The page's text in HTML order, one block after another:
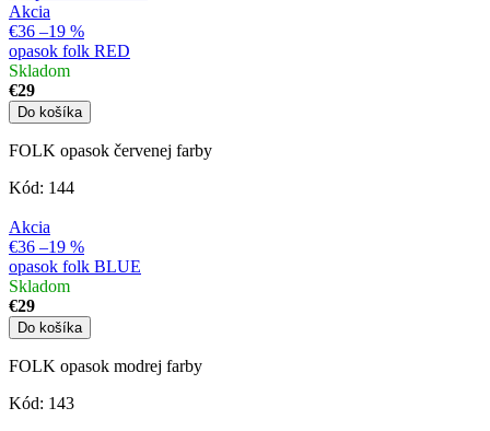
Akcia
€36 –19 %
opasok folk RED
Skladom
€29
Do košíka
FOLK opasok červenej farby
Kód: 144
Akcia
€36 –19 %
opasok folk BLUE
Skladom
€29
Do košíka
FOLK opasok modrej farby
Kód: 143